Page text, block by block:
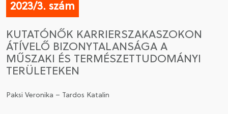
2023/3. szám
KUTATÓNŐK KARRIERSZAKASZOKON
ÁTÍVELŐ BIZONYTALANSÁGA A
MŰSZAKI ÉS TERMÉSZETTUDOMÁNYI
TERÜLETEKEN
Paksi Veronika – Tardos Katalin